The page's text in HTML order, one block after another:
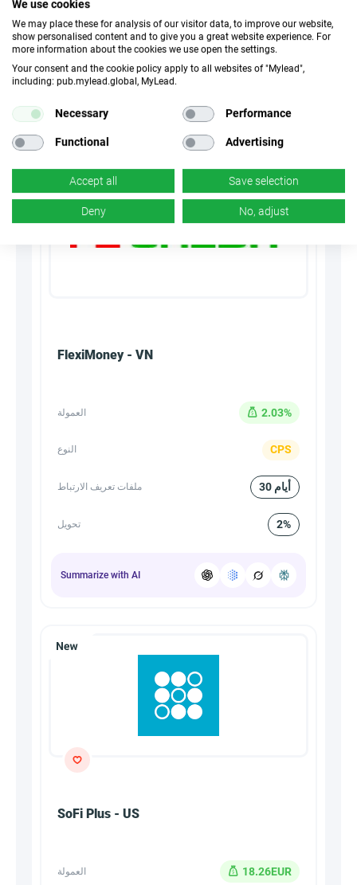
ملفات تعريف الارتباط 30 أيام
تحويل n/d
Summarize with AI
FlexiMoney - VN
العمولة 2.03%
النوع CPS
ملفات تعريف الارتباط 30 أيام
تحويل 2%
Summarize with AI
SoFi Plus - US
العمولة 18.26EUR
We use cookies
We may place these for analysis of our visitor data, to improve our website,
show personalised content and to give you a great website experience. For
more information about the cookies we use open the settings.
Your consent and the cookie policy apply to all websites of "Mylead",
including: pub.mylead.global, MyLead.
Necessary Performance
Functional Advertising
Accept all Save selection
Deny No, adjust